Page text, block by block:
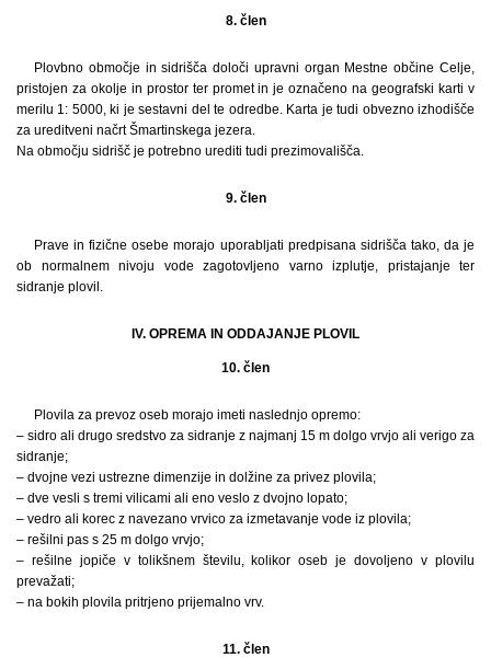
8. člen
Plovbno območje in sidrišča določi upravni organ Mestne občine Celje,
pristojen za okolje in prostor ter promet in je označeno na geografski karti v
merilu 1: 5000, ki je sestavni del te odredbe. Karta je tudi obvezno izhodišče
za ureditveni načrt Šmartinskega jezera.
Na območju sidrišč je potrebno urediti tudi prezimovališča.
9. člen
Prave in fizične osebe morajo uporabljati predpisana sidrišča tako, da je
ob normalnem nivoju vode zagotovljeno varno izplutje, pristajanje ter
sidranje plovil.
IV. OPREMA IN ODDAJANJE PLOVIL
10. člen
Plovila za prevoz oseb morajo imeti naslednjo opremo:
– sidro ali drugo sredstvo za sidranje z najmanj 15 m dolgo vrvjo ali verigo za
sidranje;
– dvojne vezi ustrezne dimenzije in dolžine za privez plovila;
– dve vesli s tremi vilicami ali eno veslo z dvojno lopato;
– vedro ali korec z navezano vrvico za izmetavanje vode iz plovila;
– rešilni pas s 25 m dolgo vrvjo;
– rešilne jopiče v tolikšnem številu, kolikor oseb je dovoljeno v plovilu
prevažati;
– na bokih plovila pritrjeno prijemalno vrv.
11. člen